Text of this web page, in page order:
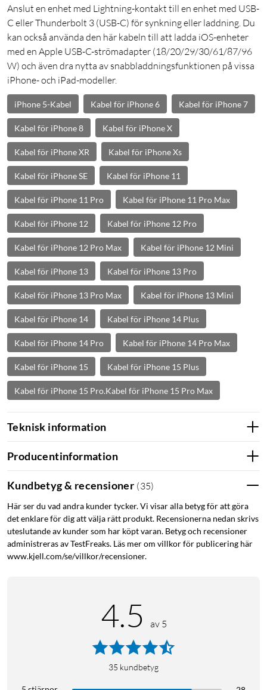
Anslut en enhet med Lightning-kontakt till en enhet med USB-
C eller Thunderbolt 3 (USB-C) för synkning eller laddning. Du
kan också använda den här kabeln till att ladda iOS-enheter
med en Apple USB-C-strömadapter (18/20/29/30/61/87/96
W) och även dra nytta av snabbladdningsfunktionen på vissa
iPhone- och iPad-modeller.
iPhone 5-Kabel Kabel för iPhone 6 Kabel för iPhone 7
Kabel för iPhone 8 Kabel för iPhone X
Kabel för iPhone XR Kabel för iPhone Xs
Kabel för iPhone SE Kabel för iPhone 11
Kabel för iPhone 11 Pro Kabel för iPhone 11 Pro Max
Kabel för iPhone 12 Kabel för iPhone 12 Pro
Kabel för iPhone 12 Pro Max Kabel för iPhone 12 Mini
Kabel för iPhone 13 Kabel för iPhone 13 Pro
Kabel för iPhone 13 Pro Max Kabel för iPhone 13 Mini
Kabel för iPhone 14 Kabel för iPhone 14 Plus
Kabel för iPhone 14 Pro Kabel för iPhone 14 Pro Max
Kabel för iPhone 15 Kabel för iPhone 15 Plus
Kabel för iPhone 15 Pro.Kabel för iPhone 15 Pro Max
Teknisk information
Producentinformation
Kundbetyg & recensioner (35)
Här ser du vad andra kunder tycker. Vi visar alla betyg för att göra
det enklare för dig att välja rätt produkt. Recensionerna nedan skrivs
uteslutande av kunder som har köpt varan. Betyg och recensioner
administreras av TestFreaks. Läs mer om villkor för publicering här
www.kjell.com/se/villkor/recensioner.
4.5 av 5
35 kundbetyg